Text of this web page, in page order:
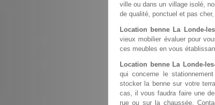
ville ou dans un village isolé,
de qualité, ponctuel et pas
Location benne La Londe-
vieux mobilier évaluer pour
ces meubles en vous
Location benne La Londe-
qui concerne le
stocker la benne sur votre
cas, il vous faudra faire une
rue ou sur la chaussée.